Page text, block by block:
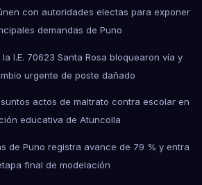
con autoridades electas para exponer
demandas de Puno
I.E. 70623 Santa Rosa bloquearon vía y
urgente de poste dañado
actos de maltrato contra escolar en
educativa de Atuncolla
de Puno registra avance de 79 % y entra
final de modelación